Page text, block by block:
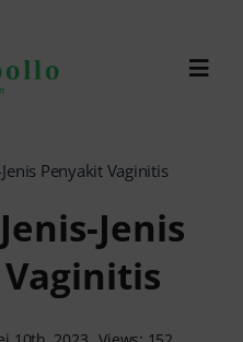
Penyakit Vaginitis
Jenis